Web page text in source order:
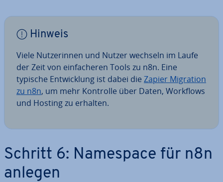
Hinweis
Viele Nut­ze­rin­nen und Nutzer wechseln im Laufe
der Zeit von ein­fa­che­ren Tools zu n8n. Eine
typische Ent­wick­lung ist dabei die Zapier Migration
zu n8n, um mehr Kontrolle über Daten, Workflows
und Hosting zu erhalten.
Schritt 6: Namespace für n8n
anlegen